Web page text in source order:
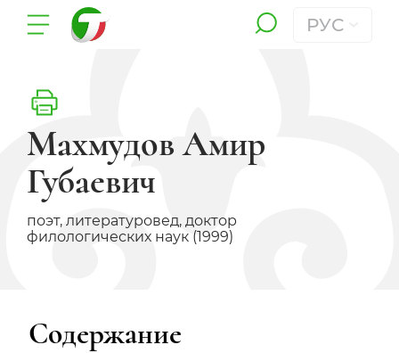
РУС
Махмудов Амир
Губаевич
поэт, литературовед, доктор
филологических наук (1999)
Содержание